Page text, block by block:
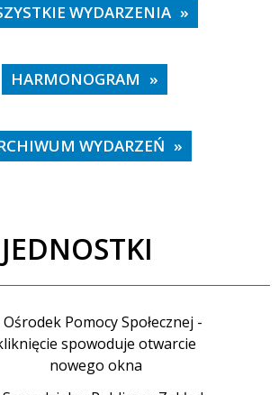
WYDARZENIA
HARMONOGRAM
WYDARZEŃ
JEDNOSTKI